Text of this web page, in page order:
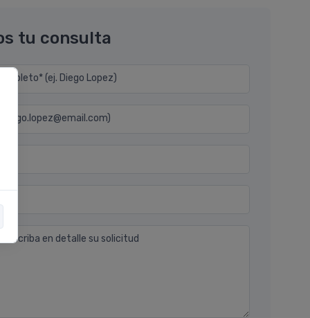
tu consulta
(ej. Diego Lopez)
diego.lopez@email.com)
describa en detalle su solicitud